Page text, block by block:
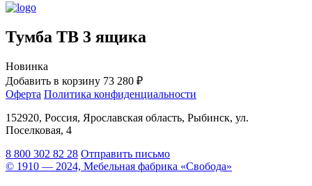
Тумба ТВ 3 ящика
Новинка
Добавить в корзину 73 280 ₽
Оферта Политика конфиденциальности
152920, Россия, Ярославская область, Рыбинск, ул.
Поселковая, 4
8 800 302 82 28 Отправить письмо
© 1910 — 2024, Мебельная фабрика «Свобода»